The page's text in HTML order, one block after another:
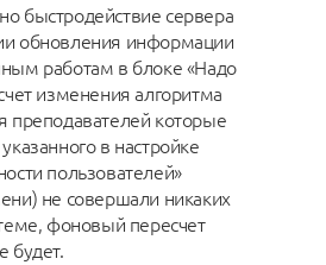
быстродействие сервера
обновления информации
работам в блоке «Надо
изменения алгоритма
преподавателей которые
в настройке
пользователей»
не совершали никаких
фоновый пересчет
будет.